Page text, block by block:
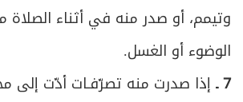
وتيمم، أو صدر منه في أثناء الصلاة
الوضوء أو الغسل.
7 ـ إذا صدرت منه تصرّفـات أدّت إلى